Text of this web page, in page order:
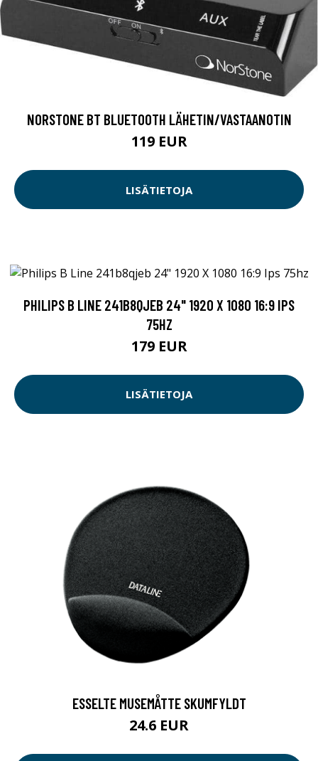
NORSTONE BT BLUETOOTH LÄHETIN/VASTAANOTIN
119 EUR
LISÄTIETOJA
PHILIPS B LINE 241B8QJEB 24" 1920 X 1080 16:9 IPS
75HZ
179 EUR
LISÄTIETOJA
ESSELTE MUSEMÅTTE SKUMFYLDT
24.6 EUR